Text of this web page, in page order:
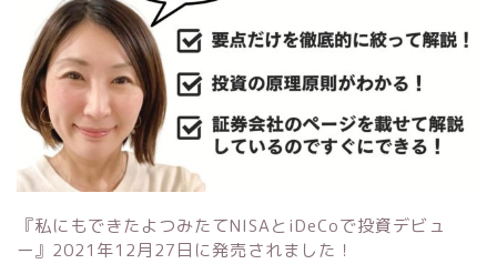
『私にもできたよつみたてNISAとiDeCoで投資デビュ
ー』 2021年12月27日に発売されました！